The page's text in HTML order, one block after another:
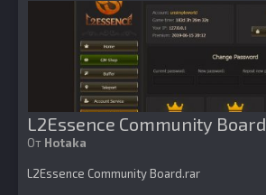
L2Essence Community Board
От Hotaka
L2Essence Community Board.rar